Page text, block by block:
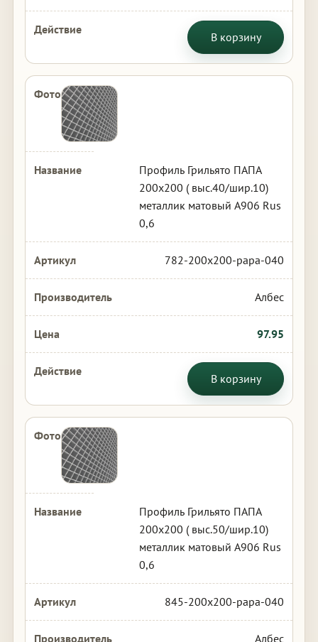
В корзину
Профиль Грильято ПАПА
200х200 ( выс.40/шир.10)
металлик матовый А906 Rus
0,6
782-200x200-papa-040
Албес
97.95
В корзину
Профиль Грильято ПАПА
200х200 ( выс.50/шир.10)
металлик матовый А906 Rus
0,6
845-200x200-papa-040
Албес